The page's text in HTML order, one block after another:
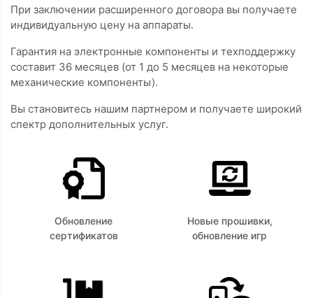
При заключении расширенного договора вы получаете
индивидуальную цену на аппараты.
Гарантия на электронные компоненты и техподдержку
составит 36 месяцев (от 1 до 5 месяцев на некоторые
механические компоненты).
Вы становитесь нашим партнером и получаете широкий
спектр дополнительных услуг.
Обновление
сертификатов
Новые прошивки,
обновление игр